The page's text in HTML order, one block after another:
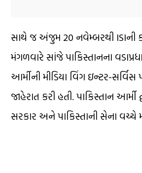
સાથે જ અંજુમ 20 નવેમ્બરથી ISIની
મંગળવારે સાંજે પાકિસ્તાનના
આર્મીની મીડિયા વિંગ ઇન્ટર-
જાહેરાત કરી હતી. પાકિસ્તાન
સરકાર અને પાકિસ્તાની સેના